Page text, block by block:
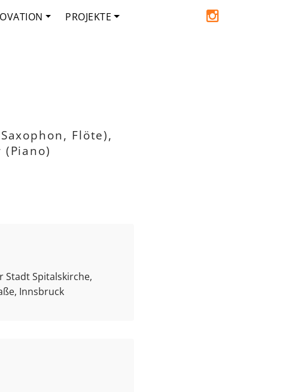
PROJEKTE
Flöte),
Stadt Spitalskirche,
Innsbruck